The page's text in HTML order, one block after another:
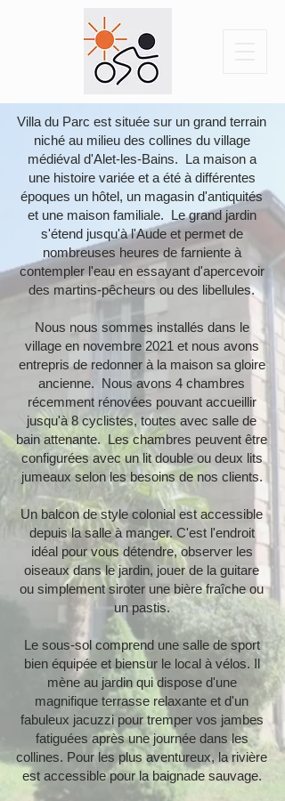
Villa du Parc est située sur un grand terrain
niché au milieu des collines du village
médiéval d'Alet-les-Bains. La maison a
une histoire variée et a été à différentes
époques un hôtel, un magasin d'antiquités
et une maison familiale. Le grand jardin
s'étend jusqu'à l'Aude et permet de
nombreuses heures de farniente à
contempler l'eau en essayant d'apercevoir
des martins-pêcheurs ou des libellules.
Nous nous sommes installés dans le
village en novembre 2021 et nous avons
entrepris de redonner à la maison sa gloire
ancienne. Nous avons 4 chambres
récemment rénovées pouvant accueillir
jusqu'à 8 cyclistes, toutes avec salle de
bain attenante. Les chambres peuvent être
configurées avec un lit double ou deux lits
jumeaux selon les besoins de nos clients.
Un balcon de style colonial est accessible
depuis la salle à manger. C'est l'endroit
idéal pour vous détendre, observer les
oiseaux dans le jardin, jouer de la guitare
ou simplement siroter une bière fraîche ou
un pastis.
Le sous-sol comprend une salle de sport
bien équipée et biensur le local à vélos. Il
mène au jardin qui dispose d'une
magnifique terrasse relaxante et d'un
fabuleux jacuzzi pour tremper vos jambes
fatiguées après une journée dans les
collines. Pour les plus aventureux, la rivière
est accessible pour la baignade sauvage.